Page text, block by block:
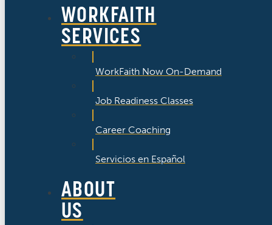
WORKFAITH
SERVICES
WorkFaith Now On-Demand
Job Readiness Classes
Career Coaching
Servicios en Español
ABOUT
US